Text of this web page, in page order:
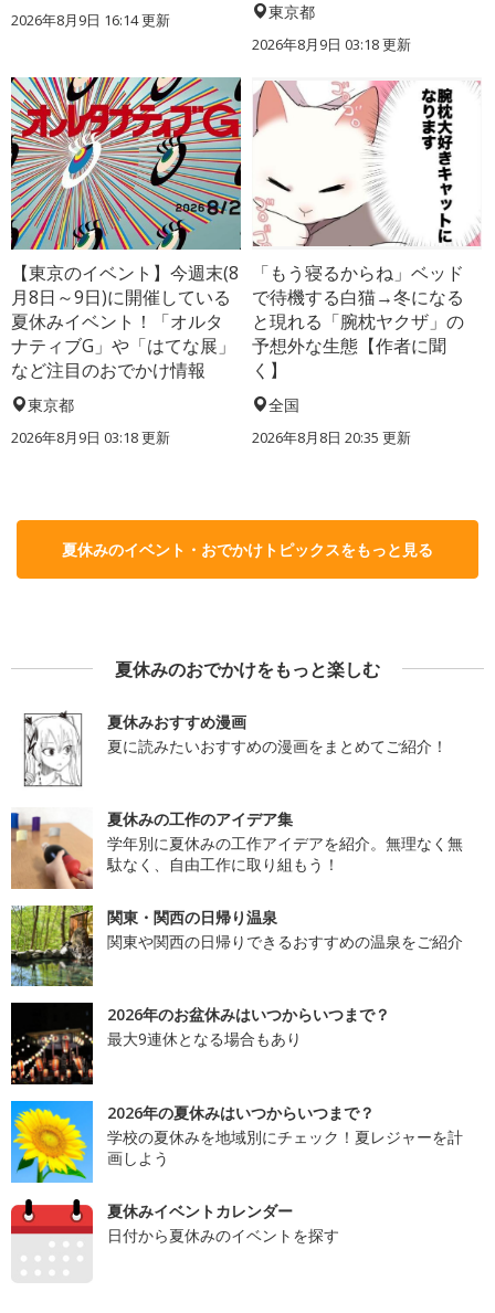
2026年8月9日 16:14更新 東京都
2026年8月9日 03:18更新
【東京のイベント】今週末(8
月8日～9日)に開催している
夏休みイベント！「オルタ
ナティブG」や「はてな展」
など注目のおでかけ情報
東京都
2026年8月9日 03:18更新
「もう寝るからね」ベッド
で待機する白猫→冬になる
と現れる「腕枕ヤクザ」の
予想外な生態【作者に聞
く】
全国
2026年8月8日 20:35 更新
夏休みのイベント・おでかけトピックスをもっと見る
夏休みのおでかけをもっと楽しむ
夏休みおすすめ漫画
夏に読みたいおすすめの漫画をまとめてご紹介！
夏休みの工作のアイデア集
学年別に夏休みの工作アイデアを紹介。無理なく無
駄なく、自由工作に取り組もう！
関東・関西の日帰り温泉
関東や関西の日帰りできるおすすめの温泉をご紹介
2026年のお盆休みはいつからいつまで？
最大9連休となる場合もあり
2026年の夏休みはいつからいつまで？
学校の夏休みを地域別にチェック！夏レジャーを計
画しよう
夏休みイベントカレンダー
日付から夏休みのイベントを探す